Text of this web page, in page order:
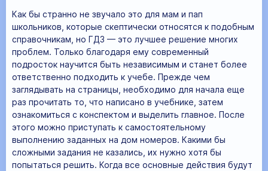
Как бы странно не звучало это для мам и пап
школьников, которые скептически относятся к подобным
справочникам, но ГДЗ — это лучшее решение многих
проблем. Только благодаря ему современный
подросток научится быть независимым и станет более
ответственно подходить к учебе. Прежде чем
заглядывать на страницы, необходимо для начала еще
раз прочитать то, что написано в учебнике, затем
ознакомиться с конспектом и выделить главное. После
этого можно приступать к самостоятельному
выполнению заданных на дом номеров. Какими бы
сложными задания не казались, их нужно хотя бы
попытаться решить. Когда все основные действия будут